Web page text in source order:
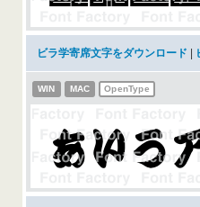
ビラ学寄席文字をダウンロード
WIN MAC OpenType